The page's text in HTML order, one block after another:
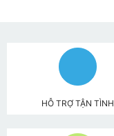
HỖ TRỢ TẬN TÌNH